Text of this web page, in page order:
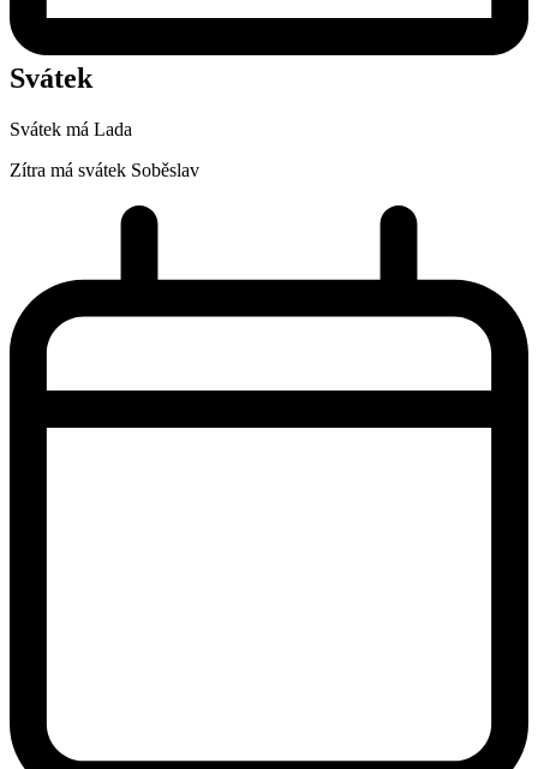
Svátek
Svátek má Lada
Zítra má svátek Soběslav